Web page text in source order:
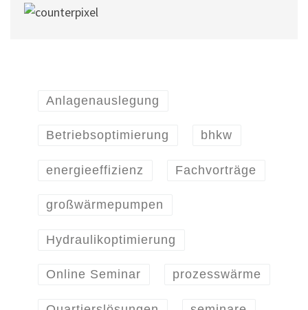
Anlagenauslegung
Betriebsoptimierung bhkw
energieeffizienz Fachvorträge
großwärmepumpen
Hydraulikoptimierung
Online Seminar prozesswärme